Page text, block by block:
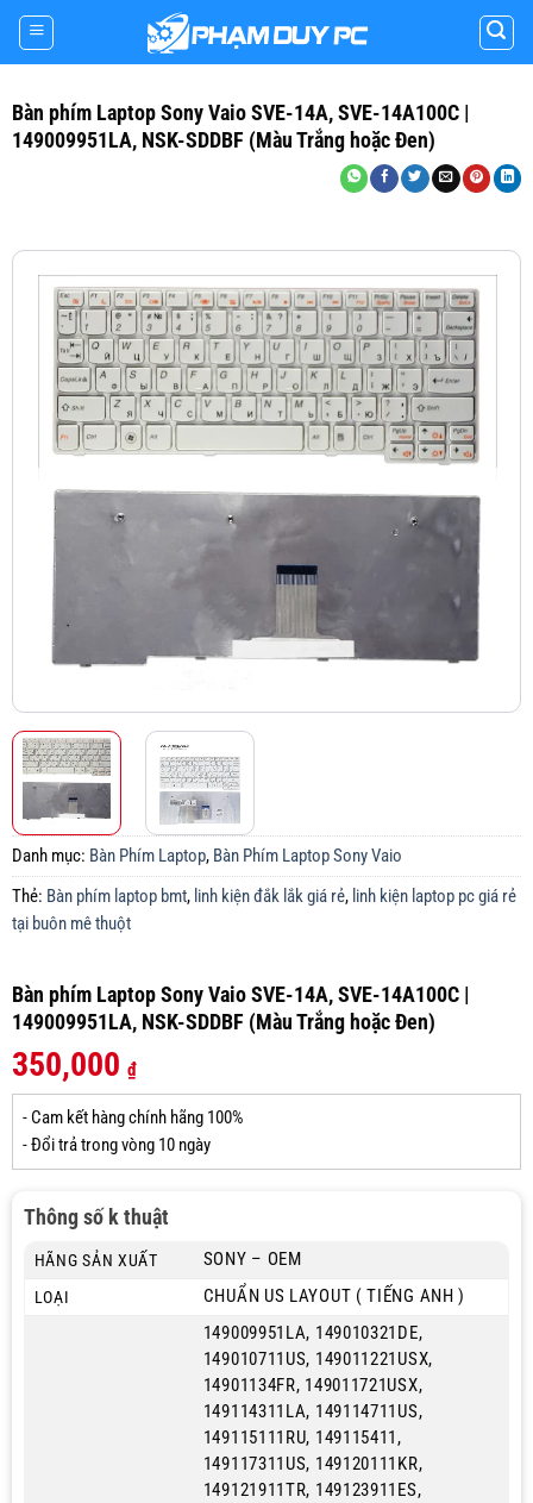
Skip
content
Bàn phím Laptop Sony Vaio SVE-14A, SVE-14A100C |
149009951LA, NSK-SDDBF (Màu Trắng hoặc Đen)
Danh mục: Bàn Phím Laptop, Bàn Phím Laptop Sony Vaio
Thẻ: Bàn phím laptop bmt, linh kiện đắk lắk giá rẻ, linh kiện laptop pc giá rẻ
tại buôn mê thuột
Bàn phím Laptop Sony Vaio SVE-14A, SVE-14A100C |
149009951LA, NSK-SDDBF (Màu Trắng hoặc Đen)
350,000 ₫
- Cam kết hàng chính hãng 100%
- Đổi trả trong vòng 10 ngày
Thông số k thuật
HÃNG SẢN XUẤT SONY – OEM
LOẠI CHUẨN US LAYOUT ( TIẾNG ANH )
149009951LA, 149010321DE,
149010711US, 149011221USX,
14901134FR, 149011721USX,
149114311LA, 149114711US,
149115111RU, 149115411,
149117311US, 149120111KR,
149121911TR, 149123911ES,